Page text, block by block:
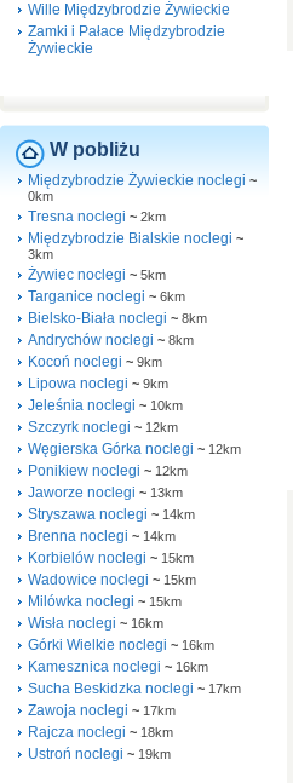
Wille Międzybrodzie Żywieckie
Zamki i Pałace Międzybrodzie
Żywieckie
W pobliżu
Międzybrodzie Żywieckie noclegi ~
0km
Tresna noclegi ~ 2km
Międzybrodzie Bialskie noclegi ~
3km
Żywiec noclegi ~ 5km
Targanice noclegi ~ 6km
Bielsko-Biała noclegi ~ 8km
Andrychów noclegi ~ 8km
Kocoń noclegi ~ 9km
Lipowa noclegi ~ 9km
Jeleśnia noclegi ~ 10km
Szczyrk noclegi ~ 12km
Węgierska Górka noclegi ~ 12km
Ponikiew noclegi ~ 12km
Jaworze noclegi ~ 13km
Stryszawa noclegi ~ 14km
Brenna noclegi ~ 14km
Korbielów noclegi ~ 15km
Wadowice noclegi ~ 15km
Milówka noclegi ~ 15km
Wisła noclegi ~ 16km
Górki Wielkie noclegi ~ 16km
Kamesznica noclegi ~ 16km
Sucha Beskidzka noclegi ~ 17km
Zawoja noclegi ~ 17km
Rajcza noclegi ~ 18km
Ustroń noclegi ~ 19km